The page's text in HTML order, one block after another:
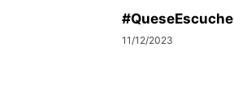
#QueseEscuche
11/12/2023